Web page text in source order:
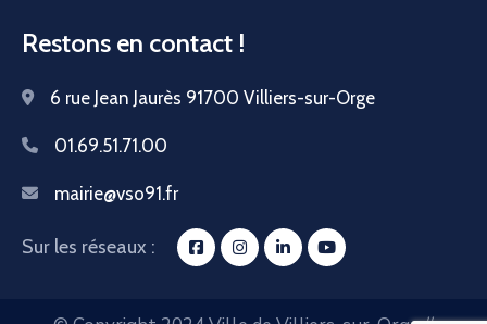
Restons en contact !
6 rue Jean Jaurès 91700 Villiers-sur-Orge
01.69.51.71.00
mairie@vso91.fr
Sur les réseaux :